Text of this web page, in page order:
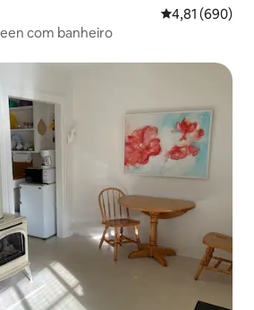
4,81 de uma
4,81 (690)
com banheiro